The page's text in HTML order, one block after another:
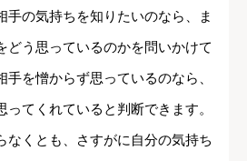
手の気持ちを知りたいのなら、ま
どう思っているのかを問いかけて
を憎からず思っているのなら、
てくれていると判断できます。
なくとも、さすがに自分の気持ち